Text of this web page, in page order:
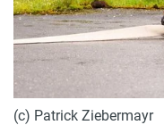
(c) Patrick Ziebermayr